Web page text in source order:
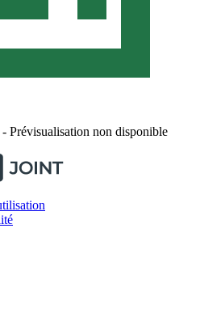
Prévisualisation non disponible